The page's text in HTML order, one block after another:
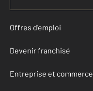
Offres d'emploi
Devenir franchisé
Entreprise et commerce